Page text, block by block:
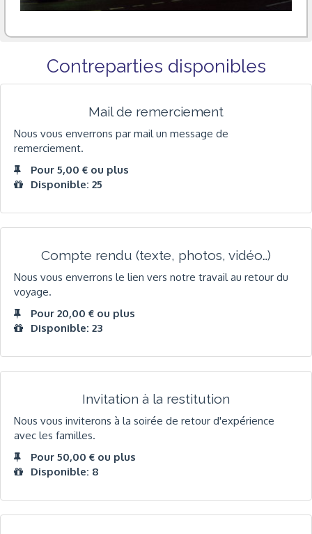
Contreparties disponibles
Mail de remerciement
Nous vous enverrons par mail un message de
remerciement.
Pour 5,00 € ou plus
Disponible: 25
Compte rendu (texte, photos, vidéo…)
Nous vous enverrons le lien vers notre travail au retour du
voyage.
Pour 20,00 € ou plus
Disponible: 23
Invitation à la restitution
Nous vous inviterons à la soirée de retour d'expérience
avec les familles.
Pour 50,00 € ou plus
Disponible: 8